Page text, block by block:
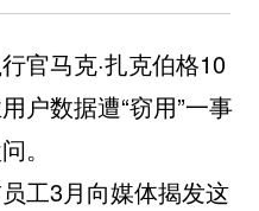
马克·扎克伯格10
户数据遭“窃用”一事
。
工3月向媒体揭发这